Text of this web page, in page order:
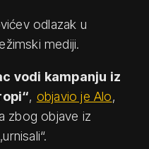
odlazak u
mediji.
vodi kampanju iz
, objavio je Alo,
zbog objave iz